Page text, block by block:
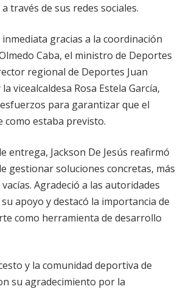
través de sus redes sociales.
gracias a la coordinación
Caba, el ministro de Deportes
regional de Deportes Juan
vicealcaldesa Rosa Estela García,
para garantizar que el
como estaba previsto.
entrega, Jackson De Jesús reafirmó
gestionar soluciones concretas, más
Agradeció a las autoridades
apoyo y destacó la importancia de
como herramienta de desarrollo
y la comunidad deportiva de
su agradecimiento por la